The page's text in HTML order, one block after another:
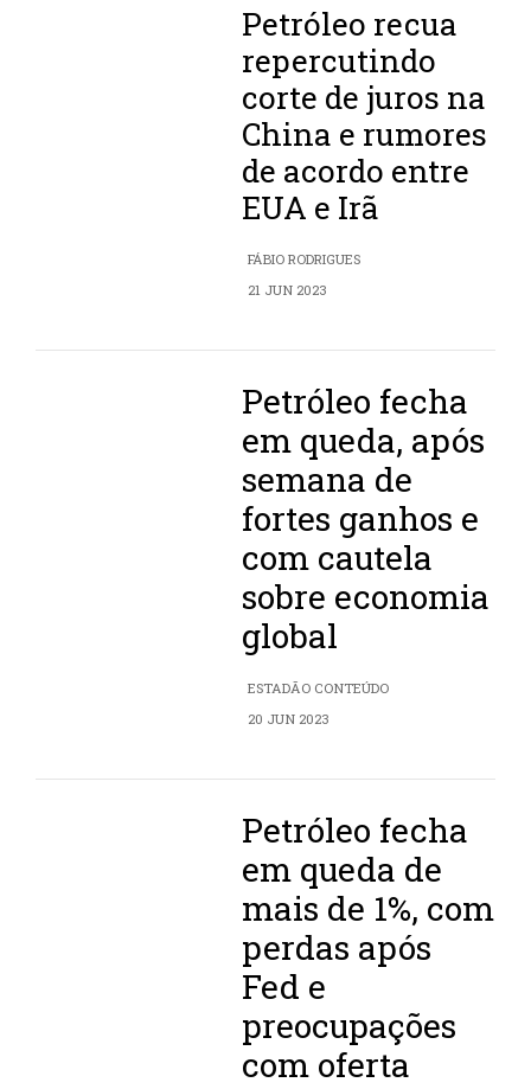
Petróleo recua
repercutindo
corte de juros na
China e rumores
de acordo entre
EUA e Irã
FÁBIO RODRIGUES
21 JUN 2023
Petróleo fecha
em queda, após
semana de
fortes ganhos e
com cautela
sobre economia
global
ESTADÃO CONTEÚDO
20 JUN 2023
Petróleo fecha
em queda de
mais de 1%, com
perdas após
Fed e
preocupações
com oferta